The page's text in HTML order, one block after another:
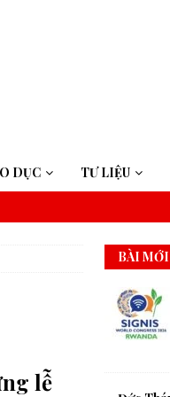
DỤC TƯ LIỆU
lễ
BÀI MỚI